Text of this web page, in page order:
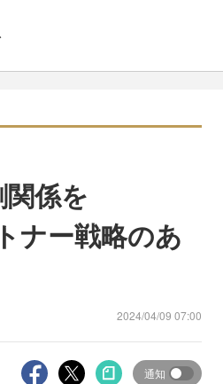
関係を
ナー戦略のあ
2024/04/09 07:00
通知